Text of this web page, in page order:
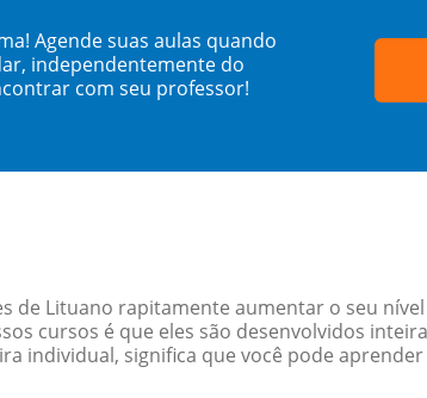
Agende suas aulas quando
independentemente do
com seu professor!
de Lituano rapitamente aumentar o seu
cursos é que eles são desenvolvidos
individual, significa que você pode